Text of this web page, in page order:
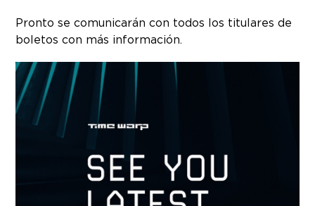
Pronto se comunicarán con todos los titulares de
boletos con más información.